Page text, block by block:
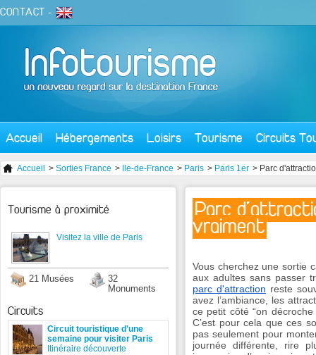
CONTACT -
Accueil Hébergements Loisirs Tourisme Circuits
Accueil > Sorties France > Ile-de-France > Paris > Paris 1er > Parc
Parc
vraiment
Vous cherchez une sortie
aux adultes sans passer
parc d'attraction reste
avez l’ambiance, les
ce petit côté “on
C’est pour cela que ces
pas seulement pour
journée différente, rire
Tourisme à proximité
Visitez la ville de Paris
21 Musées
32
Monuments
Circuits
Circuit touristique d'une
semaine pour visiter Paris
Itinéraire découverte